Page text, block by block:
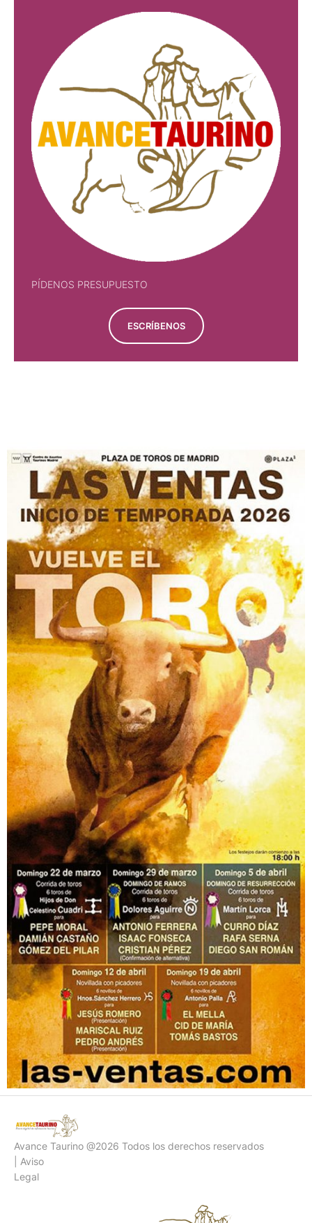
PÍDENOS PRESUPUESTO
ESCRÍBENOS
Avance Taurino @2026 Todos los derechos reservados
| Aviso
Legal